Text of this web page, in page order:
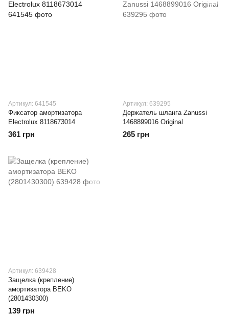
Артикул: 641545
Фиксатор амортизатора
Electrolux 8118673014
361 грн
Артикул: 639295
Держатель шланга Zanussi
1468899016 Original
265 грн
Артикул: 639428
Защелка (крепление)
амортизатора BEKO
(2801430300)
139 грн